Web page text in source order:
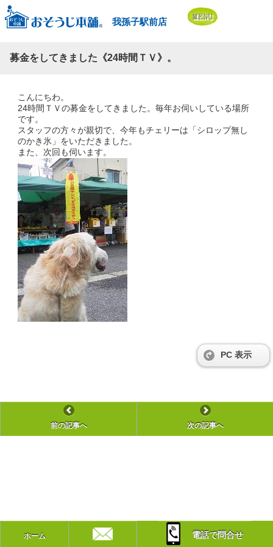
我孫子駅前店
募金をしてきました《24時間ＴＶ》。
こんにちわ。
24時間ＴＶの募金をしてきました。毎年お伺いしている場所
です。
スタッフの方々が親切で、今年もチェリーは「シロップ無し
のかき氷」をいただきました。
また、次回も伺います。
PC 表示
前の記事へ 次の記事へ
ホーム 電話で問合せ